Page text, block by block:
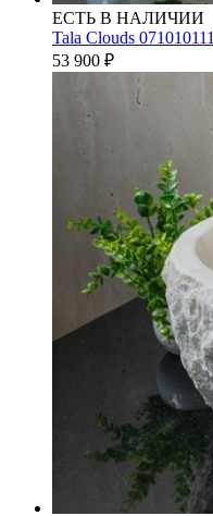
ЕСТЬ В НАЛИЧИИ
Tala Clouds 071010111
53 900 ₽